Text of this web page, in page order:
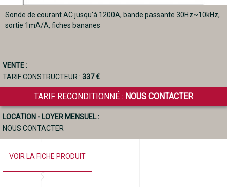
Sonde de courant AC jusqu'à 1200A, bande passante 30Hz~10kHz,
sortie 1mA/A, fiches bananes
VENTE :
TARIF CONSTRUCTEUR : 337 €
TARIF RECONDITIONNÉ : NOUS CONTACTER
LOCATION - LOYER MENSUEL :
NOUS CONTACTER
VOIR LA FICHE PRODUIT